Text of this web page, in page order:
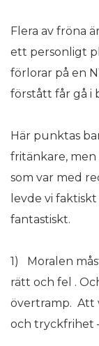
Flera av fröna
ett personligt
förlorar på en
förstått får gå i
Här punktas
fritänkare,
som var med
levde vi
fantastiskt.
1) Moralen
rätt och fel .
övertramp. Att
och tryckfrihet